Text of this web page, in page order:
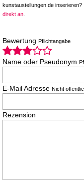
kunstaustellungen.de
direkt an
Bewertung Pflichtangabe
Name oder Pseudonym
E-Mail Adresse Nicht
Rezension